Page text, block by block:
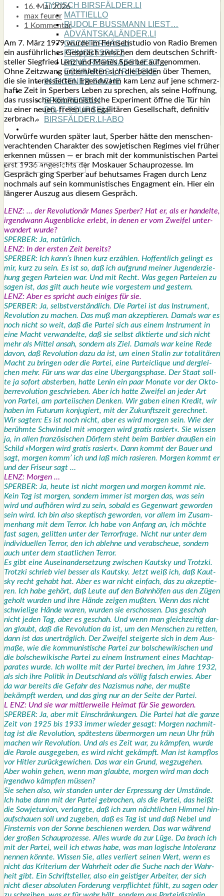
TYPISCH BIRSFÄLDER.LI
MATTIELLO
RUDOLF BUSS­MANN LIEST…
ADVÄNTSKALÄNDER.LI
OSCHTERHÄS.LI
PFINGST­SPATZ
RENÉ REGEN­ASS LIEST…
ECK­HARDS LYRIK­ECKE
IN EIGE­NER SACHE
SO GOOT’S
SPIEL­RE­GELN
DO-IT-YOUR­S­ELF
BIRSFÄLDER.LI-ABO
16. Mai 2026
max feurer
1 Kommentar
Am 7. März 1979 wur­de im Fern­seh­stu­dio von Radio Bre­men
ein aus­führ­li­ches Gespräch zwi­schen dem deut­schen Schrift­
stel­ler Sieg­fried Lenz und Manès Sper­ber auf­ge­nom­men.
Ohne Zeit­zwang unter­hiel­ten sich die bei­den über The­men,
die sie inter­es­sier­ten. Irgend­wann kam Lenz auf jene schmerz­
haf­te Zeit in Sper­bers Leben zu spre­chen, als sei­ne Hoff­nung,
das rus­si­sche kom­mu­nis­ti­sche Expe­ri­ment öff­ne die Tür hin
zu einer neu­en, frei­en und ega­li­tä­ren Gesell­schaft, defi­ni­tiv
zer­brach.
Vor­wür­fe wur­den spä­ter laut, Sper­ber hät­te den men­schen­
ver­ach­ten­den Cha­rak­ter des sowje­ti­schen Regimes viel frü­her
erken­nen müs­sen — er brach mit der kom­mu­nis­ti­schen Par­tei
erst 1936 ange­sichts der Mos­kau­er Schau­pro­zes­se. Im
Gespräch ging Sper­ber auf behut­sa­mes Fra­gen durch Lenz
noch­mals auf sein kom­mu­nis­ti­sches Engag­ment ein. Hier ein
län­ge­rer Aus­zug aus die­sem Gespräch.
LENZ: … der Revo­lu­tio­när Manes Sper­ber? Hat er, als er han­del­te,
irgend­wann Augen­bli­cke erlebt, in denen er vom Zwei­fel unter­
wan­dert wur­de?
SPERBER: Ja, natür­lich.
LENZ: In der ers­ten Zeit bereits?
SPERBER: Ich kann’s Ihnen kurz erzäh­len. Hof­fent­lich gelingt es
mir, kurz zu sein. Es ist so, daß ich auf­grund mei­ner Jugend­er­zie­
hung gegen Par­tei­en war. Und mit Recht. Was gegen Par­tei­en zu
sagen ist, das gilt auch heu­te wie vor­ges­tern und ges­tern.
LENZ: Aber es spricht auch eini­ges für sie.
SPERBER: Ja, selbst­ver­ständ­lich. Die Par­tei ist das Instru­ment,
Revo­lu­ti­on zu machen. Das muß man akzep­tie­ren. Damals war es
noch nicht so weit, daß die Par­tei sich aus einem Instru­ment in
eine Macht ver­wan­del­te, daß sie selbst dik­tier­te und sich nicht
mehr als Mit­tel ansah, son­dern als Ziel. Damals war kei­ne Rede
davon, daß Revo­lu­ti­on dazu da ist, um einen Sta­lin zur tota­li­tä­ren
Macht zu brin­gen oder die Par­tei, eine Par­tei­cli­que und der­glei­
chen mehr. Für uns war das eine Uber­gangs­pha­se. Der Staat soll­
te ja sofort abster­ben, hat­te Lenin ein paar Mona­te vor der Okto­
ber­re­vo­lu­ti­on geschrie­ben. Aber ich hat­te Zwei­fel an jeder Art
von Par­tei, am par­tei­ischen Den­ken. Wir gaben einen Kre­dit, wir
haben im Futu­rum kon­ju­giert, mit der Zukunfts­zeit gerech­net.
Wir sag­ten: Es ist noch nicht, aber es wird mor­gen sein. Wie der
berühm­te Schwin­del mit »mor­gen wird gra­tis rasiert«. Sie wis­sen
ja, in allen fran­zö­si­schen Dör­fern steht beim Bar­bier drau­ßen ein
Schild »Mor­gen wird gra­tis rasiert«. Dann kommt der Bau­er und
sagt, mor­gen komm’ ich und laß mich rasie­ren. Mor­gen kommt er
und der Fri­seur sagt …
LENZ: Mor­gen …
SPERBER: Ja, heu­te ist nicht mor­gen und mor­gen kommt nie.
Kein Tag ist mor­gen, son­dern immer ist mor­gen das, was sein
wird und auf­hö­ren wird zu sein, sobald es Gegen­wart gewor­den
sein wird. Ich bin also skep­tisch gewor­den, vor allem im Zusam­
men­hang mit dem Ter­ror. Ich habe von Anfang an, ich möch­te
fast sagen, gelit­ten unter der Ter­ror­fra­ge. Nicht nur unter dem
indi­vi­du­el­len Ter­ror, den ich ableh­ne und ver­ab­scheue, son­dern
auch unter dem staat­li­chen Ter­ror.
Es gibt eine Aus­ein­an­der­set­zung zwi­schen Kaut­sky und Trotz­ki.
Trotz­ki schrieb viel bes­ser als Kaut­sky. Jetzt weiß ich, daß Kaut­
sky recht gehabt hat. Aber es war nicht ein­fach, das zu akzep­tie­
ren. Ich habe gehört, daß Leu­te auf den Bahn­hö­fen aus den Zügen
geholt wur­den und ihre Hän­de zei­gen muß­ten. Wenn das nicht
schwie­li­ge Hän­de waren, wur­den sie erschos­sen. Das geschah
nicht jeden Tag, aber es geschah. Und wenn man gleich­zei­tig dar­
an glaubt, daß die Revo­lu­ti­on da ist, um den Men­schen zu ret­ten,
dann ist das uner­träg­lich. Der Zwei­fel stei­ger­te sich in dem Aus­
ma­ße, wie die kom­mu­nis­ti­sche Par­tei zur bol­sche­wi­ki­schen und
die bol­sche­wi­ki­sche Par­tei zu einem Instru­ment eines Macht­ap­
pa­ra­tes wur­de. Ich woll­te mit der Par­tei bre­chen, im Jah­re 1932,
als sich ihre Poli­tik in Deutsch­land als völ­lig falsch erwies. Aber
da war bereits die Gefahr des Nazis­mus nahe, der muß­te
bekämpft wer­den, und das ging nur an der Sei­te der Par­tei.
L ENZ: Und sie war mitt­ler­wei­le Hei­mat für Sie gewor­den.
SPERBER: Ja, aber mit Ein­schrän­kun­gen. Die Par­tei hat die gan­ze
Zeit von 1925 bis 1933 immer wie­der gesagt: Mor­gen nach­mit­
tag ist die Revo­lu­ti­on, spä­tes­tens über­mor­gen um neun Uhr früh
machen wir Revo­lu­ti­on. Und als es Zeit war, zu kämp­fen, wur­de
die Paro­le aus­ge­ge­ben, es wird nicht gekämpft. Man ist kampf­los
vor Hit­ler zurück­ge­wi­chen. Das war ein Grund, weg­zu­ge­hen.
Aber wohin gehen, wenn man glaub­te, mor­gen wird man doch
irgend­wo kämp­fen müs­sen?
Sie sehen also, wir stan­den unter der Erpres­sung der Umstän­de.
Ich habe dann mit der Par­tei gebro­chen, als die Par­tei, das heißt
die Sowjet­uni­on, ver­lang­te, daß ich zum nächt­li­chen Him­mel hin­
auf­schau­en soll und zuge­ben, daß es Tag ist und daß Nebel und
Fins­ter­nis von der Son­ne beschie­nen wer­den. Das war wäh­rend
der gro­ßen Schau­pro­zes­se. Alles wur­de da zur Lüge. Da brach ich
mit der Par­tei, weil ich etwas habe, was man logi­sche Into­le­ranz
nen­nen könn­te. Wis­sen Sie, alles ver­liert sei­nen Wert, wenn es
nicht das Kri­te­ri­um der Wahr­heit oder die Suche nach der Wahr­
heit gibt. Ein Schrift­stel­ler, also ein geis­ti­ger Arbei­ter, der sich
nicht die­ser abso­lu­ten For­de­rung ver­pflich­tet fühlt, zu sagen oder